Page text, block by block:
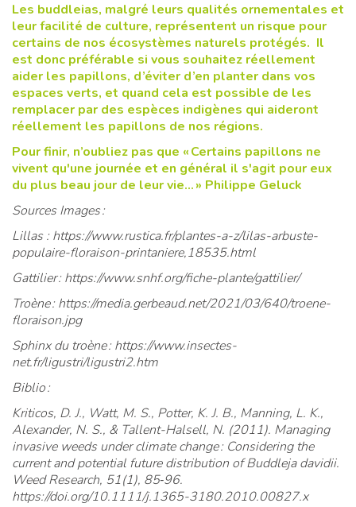
Les buddleias, malgré leurs qualités ornementales et
leur facilité de culture, représentent un risque pour
certains de nos écosystèmes naturels protégés. Il
est donc préférable si vous souhaitez réellement
aider les papillons, d’éviter d’en planter dans vos
espaces verts, et quand cela est possible de les
remplacer par des espèces indigènes qui aideront
réellement les papillons de nos régions.
Pour finir, n’oubliez pas que « Certains papillons ne
vivent qu'une journée et en général il s'agit pour eux
du plus beau jour de leur vie... » Philippe Geluck
Sources Images :
Lillas : https://www.rustica.fr/plantes-a-z/lilas-arbuste-
populaire-floraison-printaniere,18535.html
Gattilier : https://www.snhf.org/fiche-plante/gattilier/
Troène : https://media.gerbeaud.net/2021/03/640/troene-
floraison.jpg
Sphinx du troène : https://www.insectes-
net.fr/ligustri/ligustri2.htm
Biblio :
Kriticos, D. J., Watt, M. S., Potter, K. J. B., Manning, L. K.,
Alexander, N. S., & Tallent-Halsell, N. (2011). Managing
invasive weeds under climate change : Considering the
current and potential future distribution of Buddleja davidii.
Weed Research, 51(1), 85‑96.
https://doi.org/10.1111/j.1365-3180.2010.00827.x